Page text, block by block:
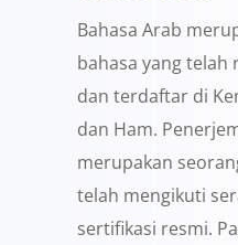
Bahasa Arab
bahasa yang telah
dan terdaftar di
dan Ham.
merupakan
telah mengikuti
sertifikasi resmi.